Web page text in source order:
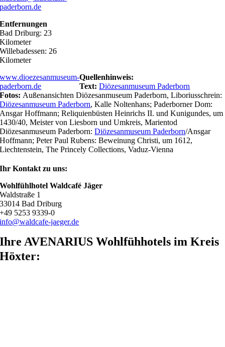
paderborn.de
Entfernungen
Bad Driburg: 23
Kilometer
Willebadessen: 26
Kilometer
www.dioezesanmuseum-
paderborn.de
Quellenhinweis:
Text:Diözesanmuseum Paderborn
Fotos: AußenansichtenDiözesanmuseum Paderborn, Liboriusschrein:
Diözesanmuseum Paderborn, Kalle Noltenhans;Paderborner Dom:
Ansgar Hoffmann; Reliquienbüsten Heinrichs II. und Kunigundes, um
1430/40, Meister von Liesborn und Umkreis, Marientod
Diözesanmuseum Paderborn:Diözesanmuseum Paderborn/Ansgar
Hoffmann;Peter Paul Rubens: Beweinung Christi, um 1612,
Liechtenstein, The Princely Collections, Vaduz-Vienna
Ihr Kontakt zu uns:
Wohlfühlhotel Waldcafé Jäger
Waldstraße 1
33014 Bad Driburg
+49 5253 9339-0
info@waldcafe-jaeger.de
Ihre AVENARIUS Wohlfühhotels im Kreis
Höxter: